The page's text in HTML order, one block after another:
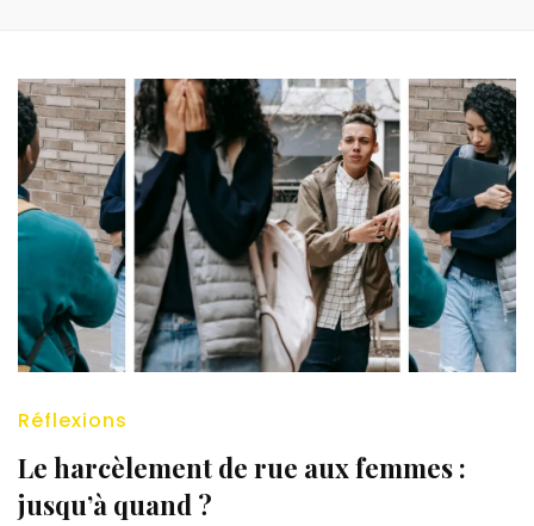
Réflexions
Le harcèlement de rue aux femmes :
jusqu’à quand ?